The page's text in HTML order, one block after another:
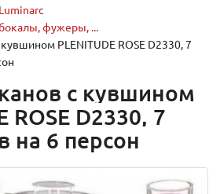
фужеры, ...
PLENITUDE ROSE D2330, 7
с кувшином
ROSE D2330, 7
на 6 персон